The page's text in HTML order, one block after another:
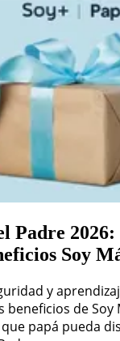
Padre 2026:
Soy
y
de Soy
papá pueda